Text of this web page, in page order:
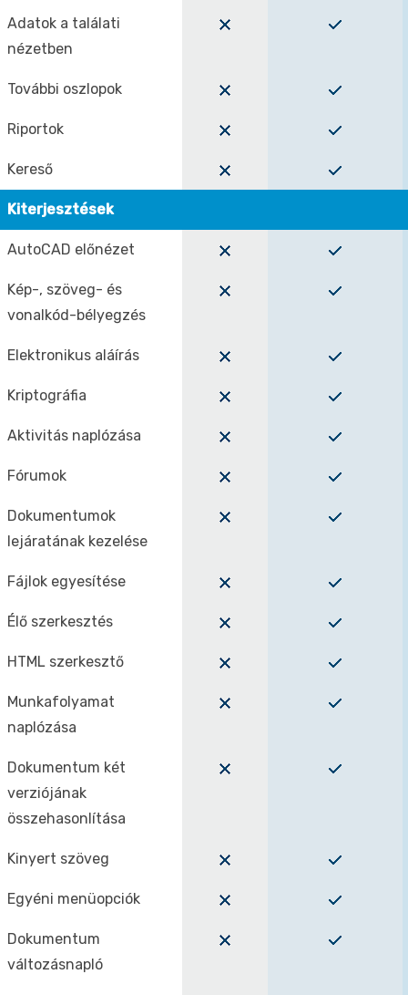
Adatok a találati
nézetben
További oszlopok
Riportok
Kereső
Kiterjesztések
AutoCAD előnézet
Kép-, szöveg- és
vonalkód-bélyegzés
Elektronikus aláírás
Kriptográfia
Aktivitás naplózása
Fórumok
Dokumentumok
lejáratának kezelése
Fájlok egyesítése
Élő szerkesztés
HTML szerkesztő
Munkafolyamat
naplózása
Dokumentum két
verziójának
összehasonlítása
Kinyert szöveg
Egyéni menüopciók
Dokumentum
változásnapló